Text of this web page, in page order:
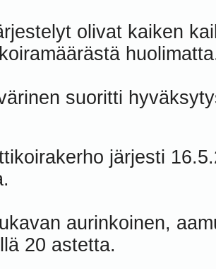
olivat kaiken
suoritti
järjesti
aurinkoinen,
20 astetta.